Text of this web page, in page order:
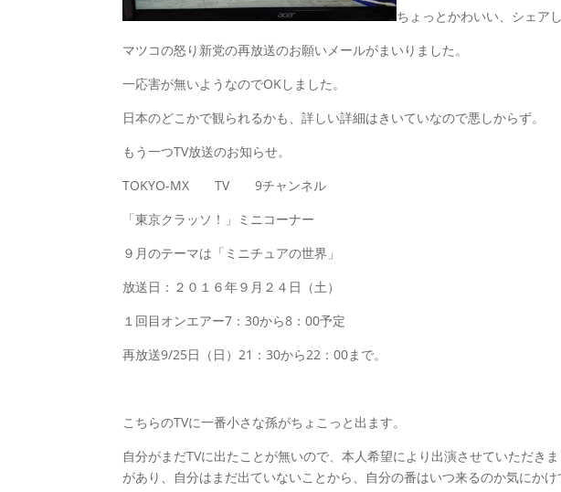
ちょっとかわいい、シェアし
マツコの怒り新党の再放送のお願いメールがまいりました。
一応害が無いようなのでOKしました。
日本のどこかで観られるかも、詳しい詳細はきいていなので悪しからず。
もう一つTV放送のお知らせ。
TOKYO-MX TV 9チャンネル
「東京クラッソ！」ミニコーナー
９月のテーマは「ミニチュアの世界」
放送日：２０１６年９月２４日（土）
１回目オンエアー7：30から8：00予定
再放送9/25日（日）21：30から22：00まで。
こちらのTVに一番小さな孫がちょこっと出ます。
自分がまだTVに出たことが無いので、本人希望により出演させていただ
があり、自分はまだ出ていないことから、自分の番はいつ来るのか気にかけ